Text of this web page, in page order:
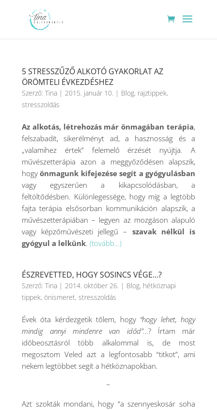
5 STRESSZŰZŐ ALKOTÓ GYAKORLAT AZ
ÖRÖMTELI ÉVKEZDÉSHEZ
Szerző: Tina| 2015. január 10. | Blog, rajztippek,
stresszoldás
Az alkotás, létrehozás már önmagában terápia,
felszabadít, sikerélményt ad, a hasznosság és a
„valamihez értek” felemelő érzését nyújtja. A
művészetterápia azon a meggyőződésen alapszik,
hogyönmagunk kifejezése segít a gyógyulásban
vagy egyszerűen a kikapcsolódásban, a
feltöltődésben. Különlegessége, hogy míg a legtöbb
fajta terápia elsősorban kommunikáción alapszik, a
művészetterápiában – legyen az mozgáson alapuló
vagy képzőművészeti jellegű – szavak nélkül is
gyógyul a lelkünk. (tovább…)
ÉSZREVETTED, HOGY SOSINCS VÉGE…?
Szerző: Tina| 2014. október 26. | Blog, hétköznapi
tippek, önismeret, stresszoldás
Évek óta kérdezgetik tőlem, hogy “hogy lehet, hogy
mindig annyi mindenre van időd”…? Írtam már
időbeosztásról több alkalommal is, de most
megosztom Veled azt a legfontosabb “titkot”, ami
nekem legtöbbet segít a hétköznapokban.
~
Azt szokták mondani, hogy “a szennyeskosár soha